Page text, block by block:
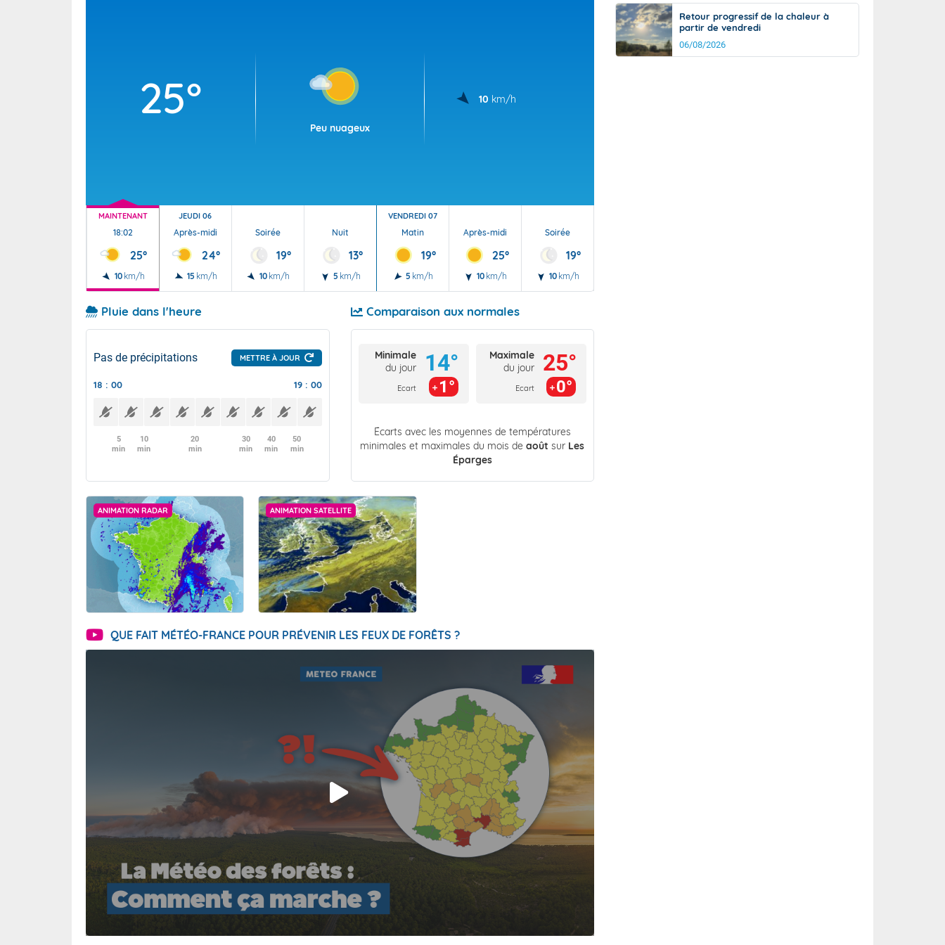
25°
Peu nuageux
10 km/h
MAINTENANT
18:02
25°
10 km/h
JEUDI 06
Après-midi
24°
15 km/h
Soirée
19°
10 km/h
Nuit
13°
5 km/h
VENDREDI 07
Matin
19°
5 km/h
Après-midi
25°
10 km/h
Soirée
19°
10 km/h
Pluie dans l'heure
Pas de précipitations METTRE À JOUR
18 : 00 19 : 00
5
min
10
min
20
min
30
min
40
min
50
min
Comparaison aux normales
Minimale
du jour
Ecart
14°
1°
Maximale
du jour
Ecart
25°
0°
Écarts avec les moyennes de températures
minimales et maximales du mois deaoût sur Les
Éparges
ANIMATION RADAR ANIMATION SATELLITE
QUE FAIT MÉTÉO-FRANCE POUR PRÉVENIR LES FEUX DE FORÊTS ?
Retour progressif de la chaleur à
partir de vendredi
06/08/2026